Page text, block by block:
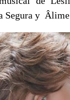
Segura y